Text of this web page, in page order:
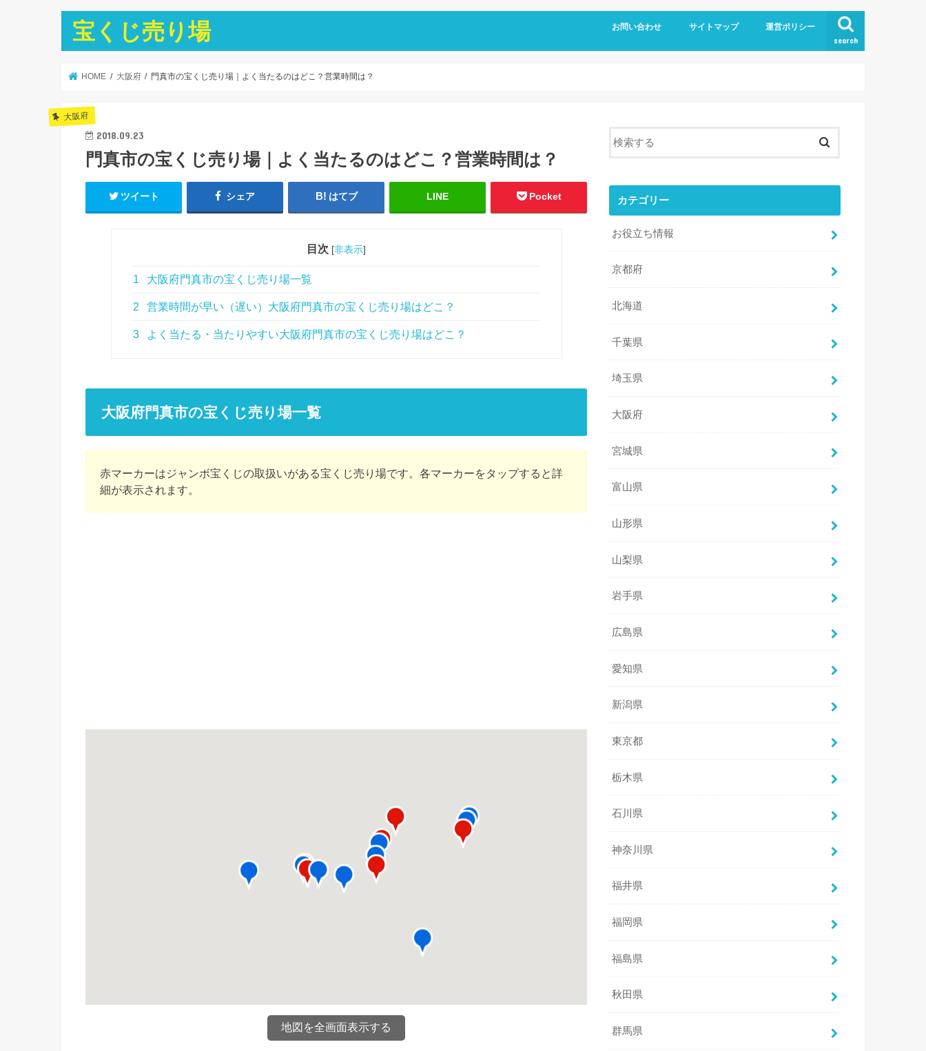
宝くじ売り場 search
お問い合わせ サイトマップ 運営ポリシー
HOME 大阪府 門真市の宝くじ売り場｜よく当たるのはどこ？営業時間は？
大阪府
2018.09.23
門真市の宝くじ売り場｜よく当たるのはどこ？営業時間は？
ツイート シェア はてブ LINE Pocket
目次 [非表示]
1 大阪府門真市の宝くじ売り場一覧
2 営業時間が早い（遅い）大阪府門真市の宝くじ売り場はどこ？
3 よく当たる・当たりやすい大阪府門真市の宝くじ売り場はどこ？
大阪府門真市の宝くじ売り場一覧
赤マーカーはジャンボ宝くじの取扱いがある宝くじ売り場です。各マーカーをタップすると詳
細が表示されます。
カテゴリー
お役立ち情報
京都府
北海道
千葉県
埼玉県
大阪府
宮城県
富山県
山形県
山梨県
岩手県
広島県
愛知県
新潟県
東京都
栃木県
石川県
神奈川県
福井県
福岡県
福島県
秋田県
群馬県